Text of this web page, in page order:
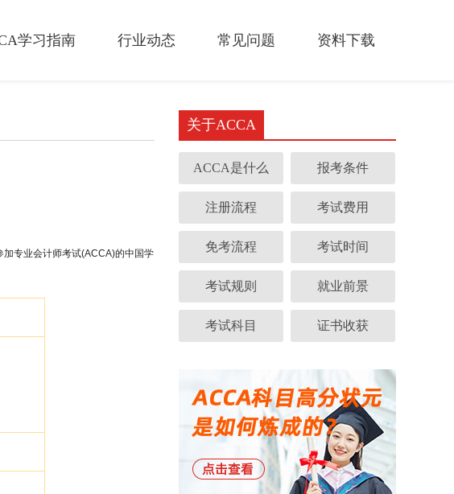
学习指南 行业动态 常见问题 资料下载
专业会计师考试(ACCA)的中国学
关于ACCA
ACCA是什么 报考条件
注册流程 考试费用
免考流程 考试时间
考试规则 就业前景
考试科目 证书收获